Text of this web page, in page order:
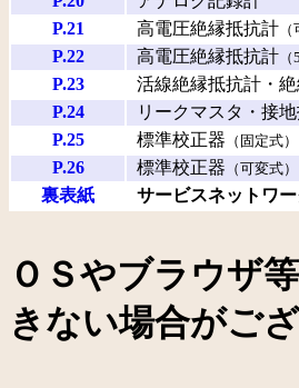
P.21
高電圧絶縁抵抗計
P.22
高電圧絶縁抵抗計
P.23
活線絶縁抵抗計・
P.24
リークマスタ・接
P.25
標準校正器 （固定式）
P.26
標準校正器 （可変式）
裏表紙
サービスネットワ
ＯＳやブラウザ
きない場合がご